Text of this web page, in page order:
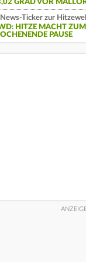
GRAD VOR
News-Ticker zur
HITZE MACHT ZUM
PAUSE